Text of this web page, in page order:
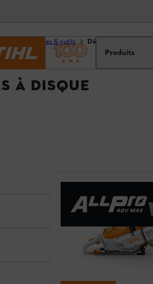
Produits
Machines & outils Découpeuses à disque
À DISQUE